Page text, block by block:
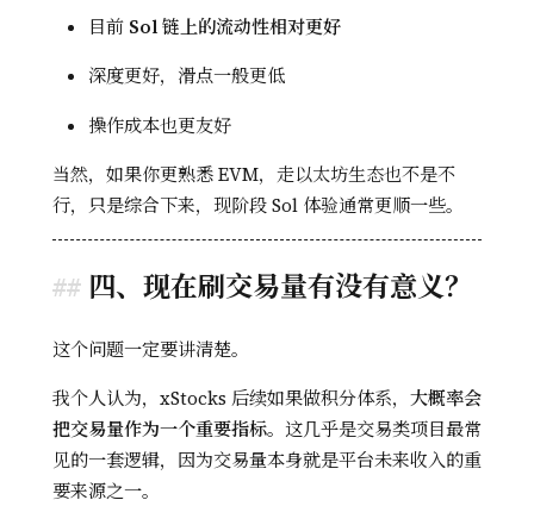
目前 Sol 链上的流动性相对更好
深度更好，滑点一般更低
操作成本也更友好
当然，如果你更熟悉 EVM，走以太坊生态也不是不
行，只是综合下来，现阶段 Sol 体验通常更顺一些。
四、现在刷交易量有没有意义？
这个问题一定要讲清楚。
我个人认为，xStocks 后续如果做积分体系， 大概率会
把交易量作为一个重要指标。这几乎是交易类项目最常
见的一套逻辑，因为交易量本身就是平台未来收入的重
要来源之一。